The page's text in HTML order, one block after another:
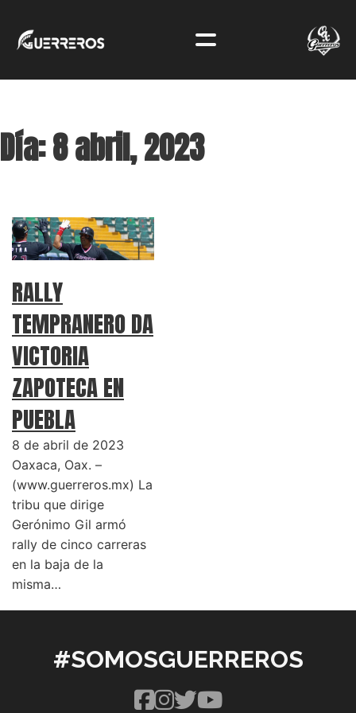
Día:8 abril, 2023
RALLY
TEMPRANERO DA
VICTORIA
ZAPOTECA EN
PUEBLA
8 de abril de 2023
Oaxaca, Oax. –
(www.guerreros.mx) La
tribu que dirige
Gerónimo Gil armó
rally de cinco carreras
en la baja de la
misma…
#SOMOSGUERREROS